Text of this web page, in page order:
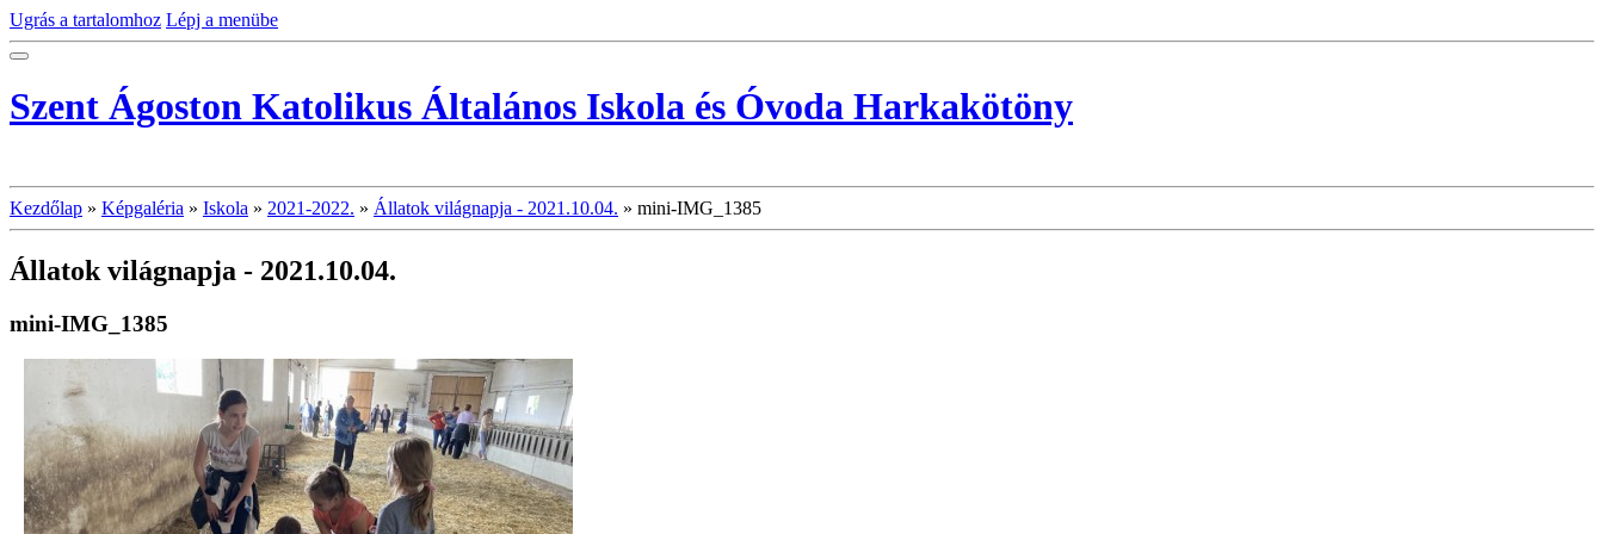
Ugrás a tartalomhoz Lépj a menübe
Szent Ágoston Katolikus Általános Iskola és Óvoda Harkakötöny
Kezdőlap » Képgaléria » Iskola » 2021-2022. » Állatok világnapja - 2021.10.04. » mini-IMG_1385
Állatok világnapja - 2021.10.04.
mini-IMG_1385